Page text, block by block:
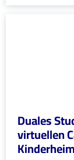
Duales
virtuellen